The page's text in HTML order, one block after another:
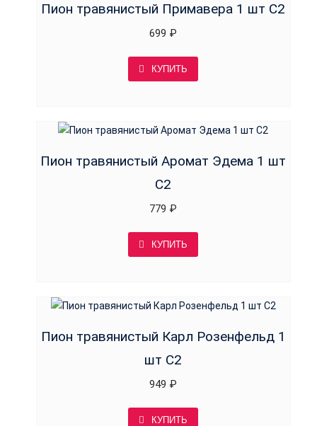
Пион травянистый Примавера 1 шт С2
699 ₽
КУПИТЬ
Пион травянистый Аромат Эдема 1 шт
С2
779 ₽
КУПИТЬ
Пион травянистый Карл Розенфельд 1
шт С2
949 ₽
КУПИТЬ